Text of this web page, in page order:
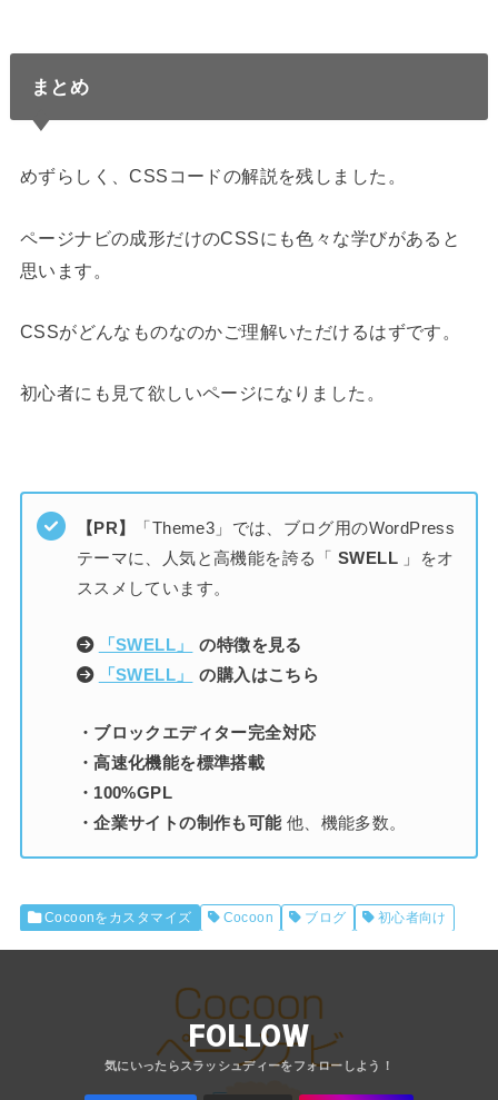
まとめ
めずらしく、CSSコードの解説を残しました。
ページナビの成形だけのCSSにも色々な学びがあると
思います。
CSSがどんなものなのかご理解いただけるはずです。
初心者にも見て欲しいページになりました。
【PR】
「Theme3」では、ブログ用のWordPress
テーマに、人気と高機能を誇る「SWELL 」をオ
ススメしています。
「SWELL」
の特徴を見る
「SWELL」
の購入はこちら
・ブロックエディター完全対応
・高速化機能を標準搭載
・100%GPL
・企業サイトの制作も可能他、機能多数。
Cocoonをカスタマイズ Cocoon ブログ 初心者向け
FOLLOW